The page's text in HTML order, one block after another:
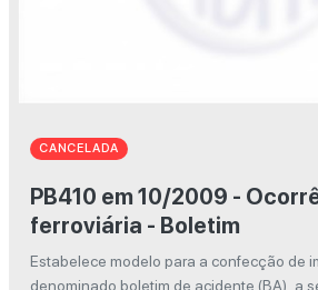
CANCELADA
PB410 em 10/2009 - Ocorrência
ferroviária - Boletim
Estabelece modelo para a confecção de
denominado boletim de acidente (BA), a